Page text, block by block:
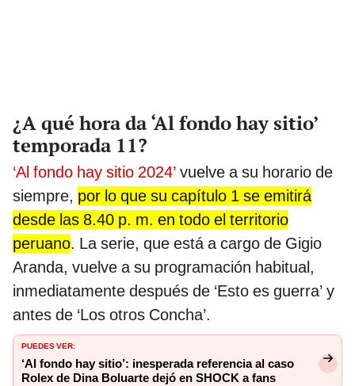
¿A qué hora da ‘Al fondo hay sitio’
temporada 11?
‘Al fondo hay sitio 2024’ vuelve a su horario de
siempre, por lo que su capítulo 1 se emitirá
desde las 8.40 p. m. en todo el territorio
peruano. La serie, que está a cargo de Gigio
Aranda, vuelve a su programación habitual,
inmediatamente después de ‘Esto es guerra’ y
antes de ‘Los otros Concha’.
PUEDES VER:
‘Al fondo hay sitio’: inesperada referencia al caso
Rolex de Dina Boluarte dejó en SHOCK a fans